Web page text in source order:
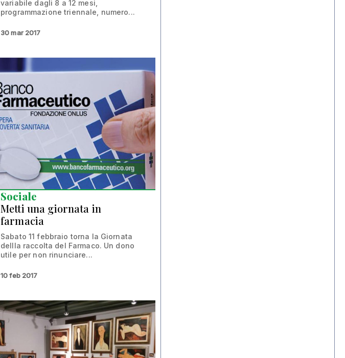
variabile dagli 8 a 12 mesi,
programmazione triennale, numero...
30 mar 2017
Sociale
Metti una giornata in
farmacia
Sabato 11 febbraio torna la Giornata
dellla raccolta del Farmaco. Un dono
utile per non rinunciare...
10 feb 2017